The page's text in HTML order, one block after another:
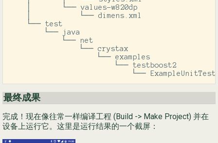
    │       └── values-w820dp
    │           └── dimens.xml
    └── test
        └── java
            └── net
                └── crystax
                    └── examples
                        └── testboost2
└──
最终成果
完成！现在像往常一样编译工程 (Build -> Make Project) 并在
设备上运行它。这里是运行结果的一个截屏：